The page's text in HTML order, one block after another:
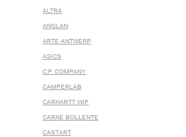
ALTRA
ANGLAN
ARTE ANTWERP
ASICS
C.P. COMPANY
CAMPERLAB
CARHARTT WIP
CARNE BOLLENTE
CASTART